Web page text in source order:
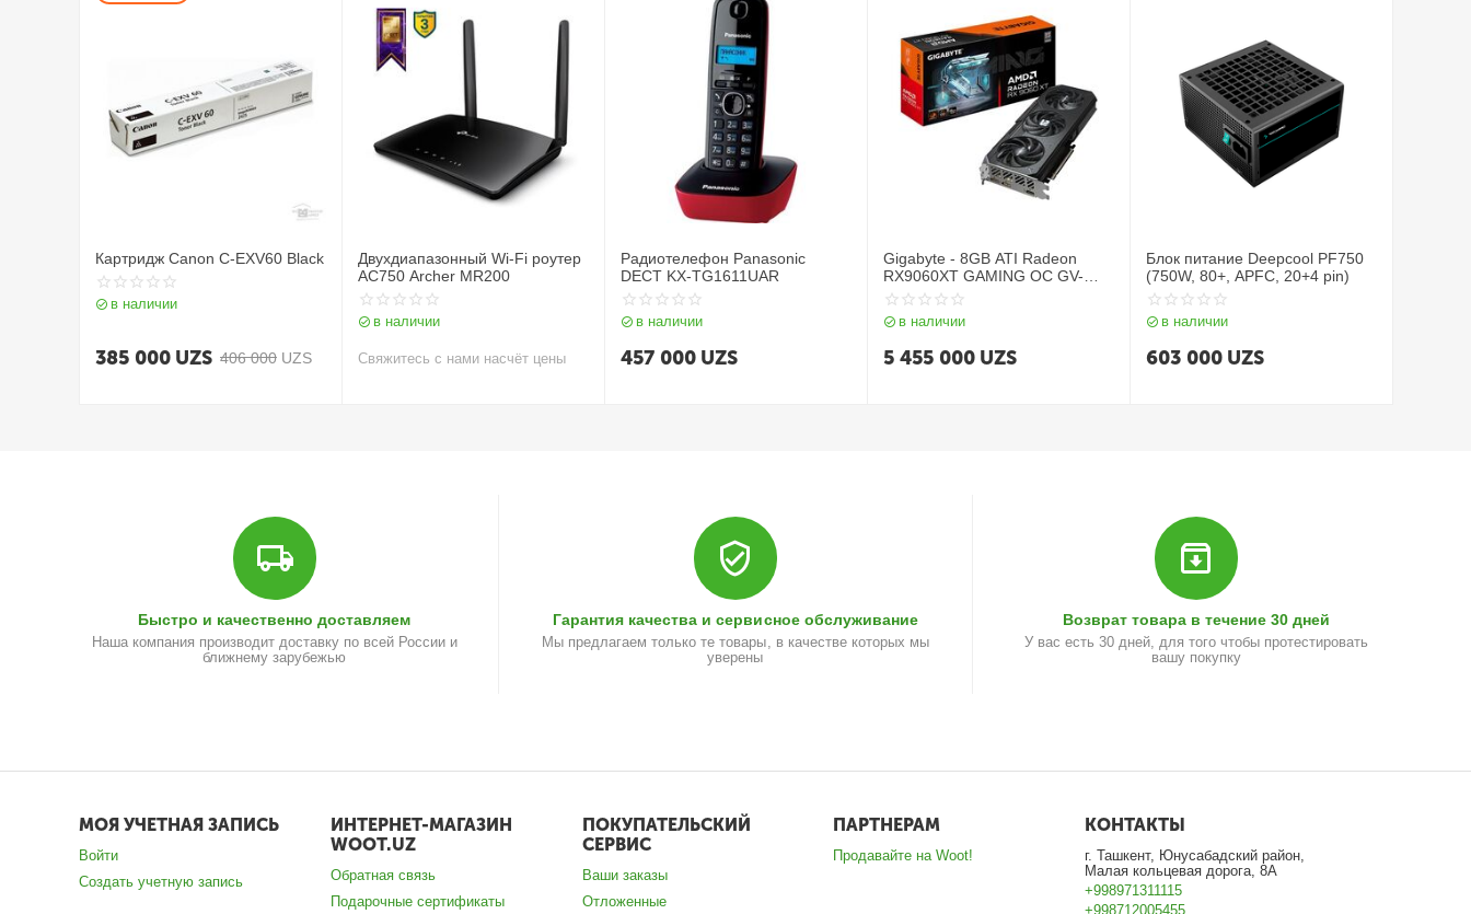
Картридж Canon C-EXV60 Black
в наличии
406 000 UZS
385 000 UZS
Двухдиапазонный Wi‑Fi роутер
AC750 Archer MR200
в наличии
Свяжитесь с нами насчёт цены
Радиотелефон Panasonic
DECT KX-TG1611UAR
в наличии
457 000 UZS
Gigabyte - 8GB ATI Radeon
RX9060XT GAMING OC GV-
R9060XTGAMING OC-8GD
в наличии
5 455 000 UZS
Блок питание Deepcool PF750
(750W, 80+, APFC, 20+4 pin)
в наличии
603 000 UZS
Быстро и качественно доставляем
Наша компания производит доставку по всей России и
ближнему зарубежью
Гарантия качества и сервисное обслуживание
Мы предлагаем только те товары, в качестве которых мы
уверены
Возврат товара в течение 30 дней
У вас есть 30 дней, для того чтобы протестировать
вашу покупку
МОЯ УЧЕТНАЯ ЗАПИСЬ
Войти
Создать учетную запись
ИНТЕРНЕТ-МАГАЗИН
WOOT.UZ
Обратная связь
Подарочные сертификаты
ПОКУПАТЕЛЬСКИЙ
СЕРВИС
Ваши заказы
Отложенные
ПАРТНЕРАМ
Продавайте на Woot!
КОНТАКТЫ
г. Ташкент, Юнусабадский район,
Малая кольцевая дорога, 8А
+998971311115
+998712005455